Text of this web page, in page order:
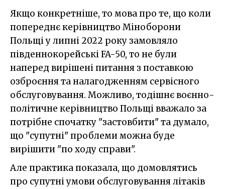
Якщо конкретніше, то мова про те, що коли
попереднє керівництво Міноборони
Польщі у липні 2022 року замовляло
південнокорейські FA-50, то не були
наперед вирішені питання з поставкою
озброєння та налагодженням сервісного
обслуговування. Можливо, тодішнє воєнно-
політичне керівництво Польщі вважало за
потрібне спочатку "застовбити" та думало,
що "супутні" проблеми можна буде
вирішити "по ходу справи".
Але практика показала, що домовлятись
про супутні умови обслуговування літаків